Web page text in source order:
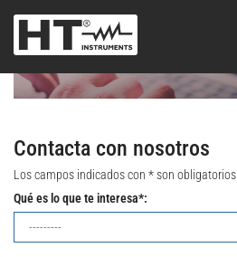
Contacta con nosotros
Los campos indicados con * son obligatorios
Qué es lo que te interesa*: